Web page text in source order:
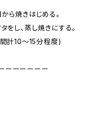
ら焼きはじめる。
をし、蒸し焼きにする。
計10～15分程度)
ーーーーーー